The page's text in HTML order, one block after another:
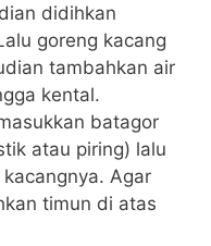
didihkan
goreng kacang
tambahkan air
kental.
batagor
atau piring) lalu
Agar
timun di atas